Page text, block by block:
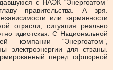
с НАЭК “Энергоатом”
правительства. А зря.
или карманности
отрасли, ситуация реально
идиотская. С Национальной
компании “Энергоатом”,
электроэнергии для страны,
перед офшорной